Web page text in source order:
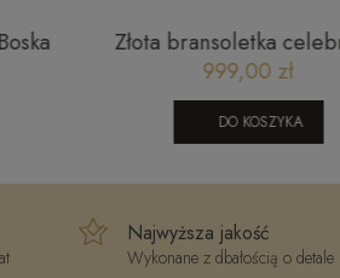
Złoty naszyjnik z
10004 (4,2) 0,3 CT
6 790,00 zł
DO KOSZYKA
Najwyższa jakość
Wykonane z dbałością o detale